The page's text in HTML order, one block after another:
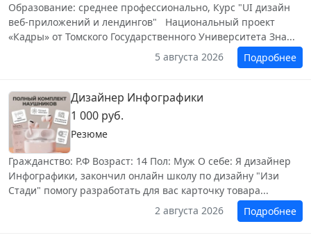
Образование: среднее профессионально, Курс "UI дизайн
веб-приложений и лендингов" ‎ Национальный проект
«Кадры» от Томского Государственного Университета Зна...
5 августа 2026
Подробнее
Дизайнер Инфографики
1 000 руб.
Резюме
Гражданство: Р.Ф Возраст: 14 Пол: Муж О себе: Я дизайнер
Инфографики, закончил онлайн школу по дизайну "Изи
Стади" помогу разработать для вас карточку товара...
2 августа 2026
Подробнее